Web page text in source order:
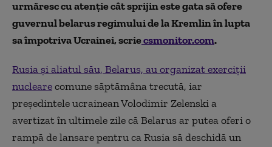
urmăresc cu atenție cât sprijin este gata să ofere
guvernul belarus regimului de la Kremlin în lupta
sa împotriva Ucrainei, scriecsmonitor.com.
Rusia și aliatul său, Belarus, au organizat exerciții
nuclearecomune săptămâna trecută, iar
președintele ucrainean Volodimir Zelenski a
avertizat în ultimele zile că Belarus ar putea oferi o
rampă de lansare pentru ca Rusia să deschidă un